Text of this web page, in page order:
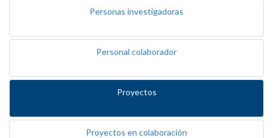
Personas investigadoras
Personal colaborador
Proyectos
Proyectos en colaboración